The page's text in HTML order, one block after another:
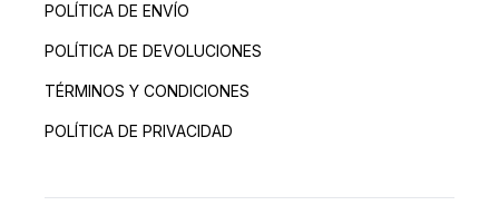
POLÍTICA DE ENVÍO
POLÍTICA DE DEVOLUCIONES
TÉRMINOS Y CONDICIONES
POLÍTICA DE PRIVACIDAD